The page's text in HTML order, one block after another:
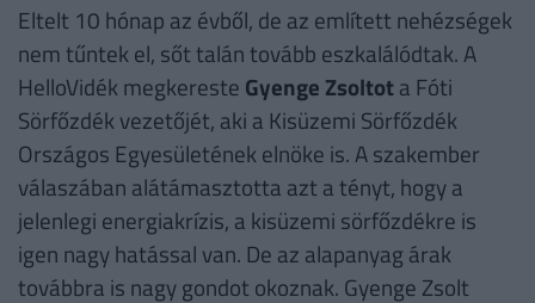
Eltelt 10 hónap az évből, de az említett nehézségek
nem tűntek el, sőt talán tovább eszkalálódtak. A
HelloVidék megkereste Gyenge Zsoltota Fóti
Sörfőzdék vezetőjét, aki a Kisüzemi Sörfőzdék
Országos Egyesületének elnöke is. A szakember
válaszában alátámasztotta azt a tényt, hogy a
jelenlegi energiakrízis, a kisüzemi sörfőzdékre is
igen nagy hatással van. De az alapanyag árak
továbbra is nagy gondot okoznak. Gyenge Zsolt